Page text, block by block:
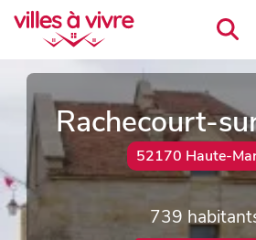
Rachecourt-
52170 Haute-
739